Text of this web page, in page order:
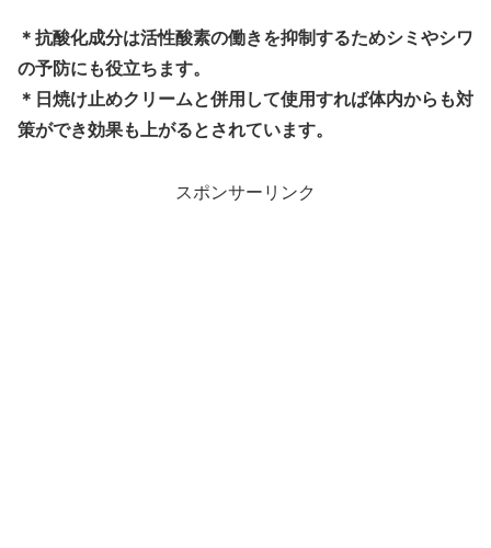
＊抗酸化成分は活性酸素の働きを抑制するためシミやシワ
の予防にも役立ちます。
＊日焼け止めクリームと併用して使用すれば体内からも対
策ができ効果も上がるとされています。
スポンサーリンク